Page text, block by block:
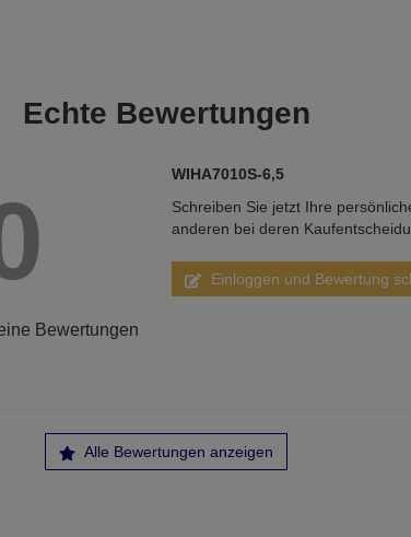
Echte Bewertungen
Bewertungen
WIHA7010S-6,5
Schreiben Sie jetzt Ihre
anderen bei deren
Einloggen und Bewertung
Alle Bewertungen anzeigen